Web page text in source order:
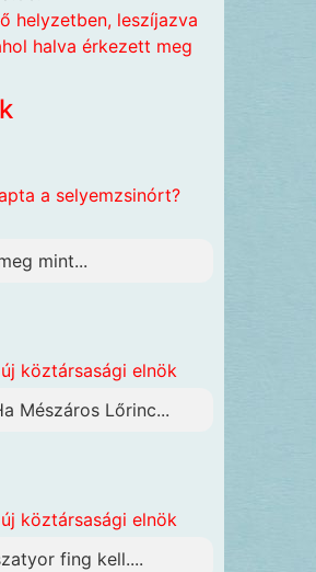
helyzetben, leszíjazva
halva érkezett meg
a selyemzsinórt?
mint...
köztársasági elnök
Mészáros Lőrinc...
köztársasági elnök
fing kell....